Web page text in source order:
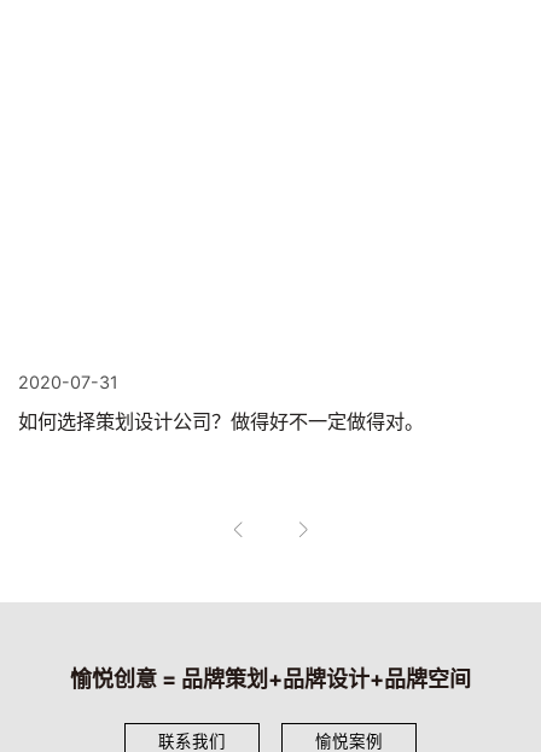
2020-07-31
如何选择策划设计公司？做得好不一定做得对。
愉悦创意 = 品牌策划+品牌设计+品牌空间
联系我们 愉悦案例